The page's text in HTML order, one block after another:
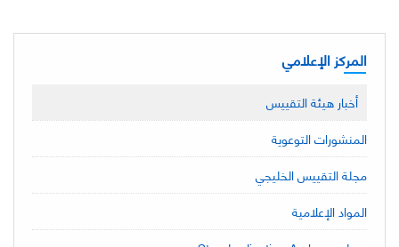
المركز الإعلامي
أخبار هيئة التقييس
المنشورات التوعوية
مجلة التقييس الخليجي
المواد الإعلامية